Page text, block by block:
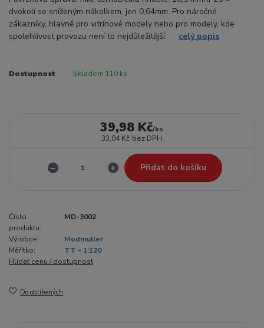
dvokolí se sníženým nákolkem, jen 0,64mm. Pro náročné
zákazníky, hlavně pro vitrínové modely nebo pro modely, kde
spolehlivost provozu není to nejdůležitější. celý popis
Dostupnost Skladem 110 ks
39,98 Kč/ks
33,04 Kč bez DPH
Přidat do košíku
Číslo
produktu:
MD-3002
Výrobce:
Modmuller
Měřítko:
TT - 1:120
Hlídat cenu / dostupnost
Do oblíbených